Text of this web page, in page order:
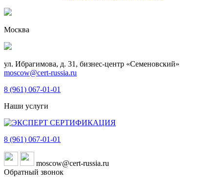
Москва
ул. Ибрагимова, д. 31, бизнес-центр «Семеновский»
moscow@cert-russia.ru
8 (961) 067-01-01
Наши услуги
8 (961) 067-01-01
moscow@cert-russia.ru
Обратный звонок